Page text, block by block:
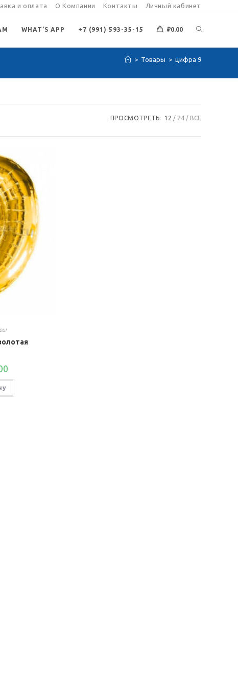
и оплата О Компании Контакты Личный кабинет
WHAT’S APP +7 (991) 593-35-15 ₽0.00
ПОИСК
> Товары > цифра 9
ПРОСМОТРЕТЬ: 12 24 ВСЕ